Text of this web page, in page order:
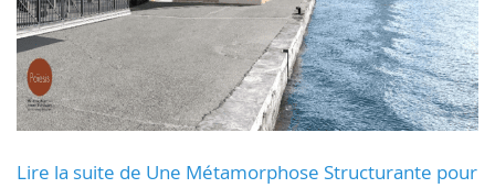
Lire la suite de Une Métamorphose Structurante pour